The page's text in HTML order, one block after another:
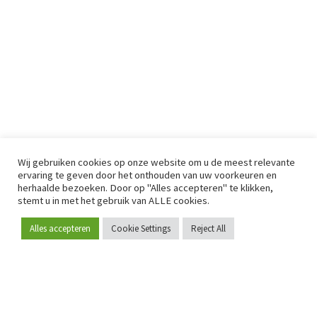
Word lid
Wij gebruiken cookies op onze website om u de meest relevante
ervaring te geven door het onthouden van uw voorkeuren en
herhaalde bezoeken. Door op "Alles accepteren" te klikken,
stemt u in met het gebruik van ALLE cookies.
Alles accepteren Cookie Settings Reject All